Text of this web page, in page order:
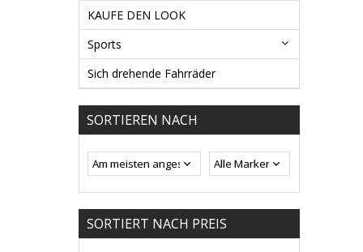
KAUFE DEN LOOK
Sports
Sich drehende Fahrräder
SORTIEREN NACH
SORTIERT NACH PREIS